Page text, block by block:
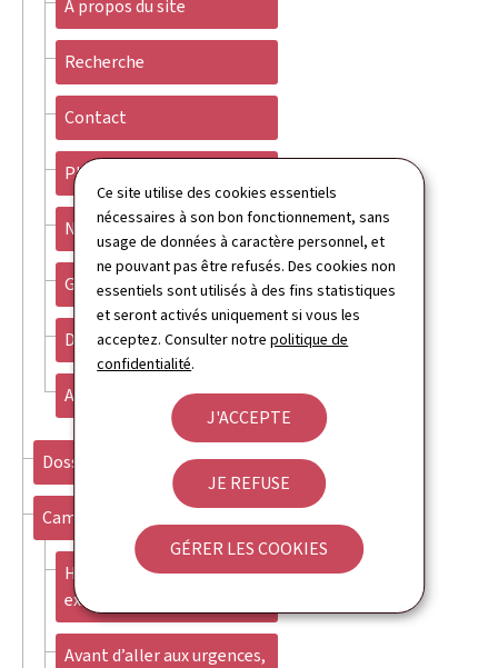
Ce site utilise des cookies essentiels
nécessaires à son bon fonctionnement, sans
usage de données à caractère personnel, et
ne pouvant pas être refusés. Des cookies non
essentiels sont utilisés à des fins statistiques
et seront activés uniquement si vous les
acceptez. Consulter notrepolitique de
confidentialité.
J'ACCEPTE
JE REFUSE
GÉRER LES COOKIES
À propos du site
Recherche
Contact
Plan du site
Newsletter
Gestion des cookies
Déclaration d'accessibilité
Aspects légaux
Dossiers
Campagnes
Healthcareers – for
exceptional professionals
Avant d’aller aux urgences,